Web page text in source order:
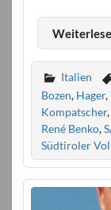
Italien
Bozen, Hager,
Kompatscher,
René Benko,
Südtiroler